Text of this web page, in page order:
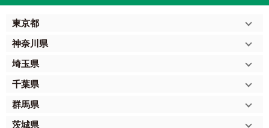
東京都
神奈川県
埼玉県
千葉県
群馬県
茨城県